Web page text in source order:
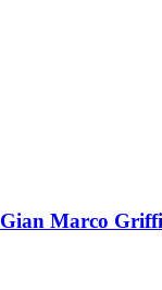
Gian Marco Griffi